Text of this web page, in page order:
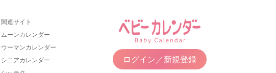
関連サイト
ムーンカレンダー
ウーマンカレンダー
シニアカレンダー
ログイン／新規登録